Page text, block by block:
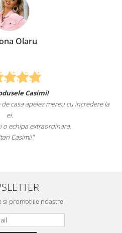
Olaru
Casimi!
casa apelez mereu cu incredere la
ei.
o echipa extraordinara.
Casimi!"
si promotiile noastre